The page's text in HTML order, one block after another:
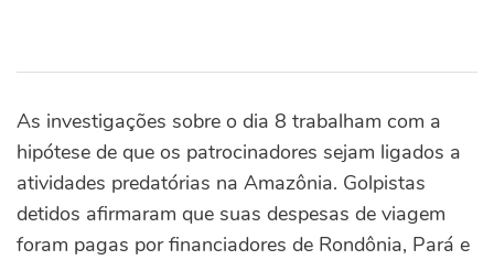
As investigações sobre o dia 8 trabalham com a
hipótese de que os patrocinadores sejam ligados a
atividades predatórias na Amazônia. Golpistas
detidos afirmaram que suas despesas de viagem
foram pagas por financiadores de Rondônia, Pará e